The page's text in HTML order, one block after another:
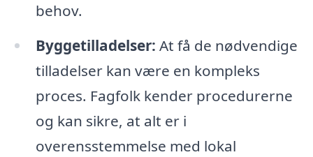
behov.
Byggetilladelser: At få de nødvendige
tilladelser kan være en kompleks
proces. Fagfolk kender procedurerne
og kan sikre, at alt er i
overensstemmelse med lokal